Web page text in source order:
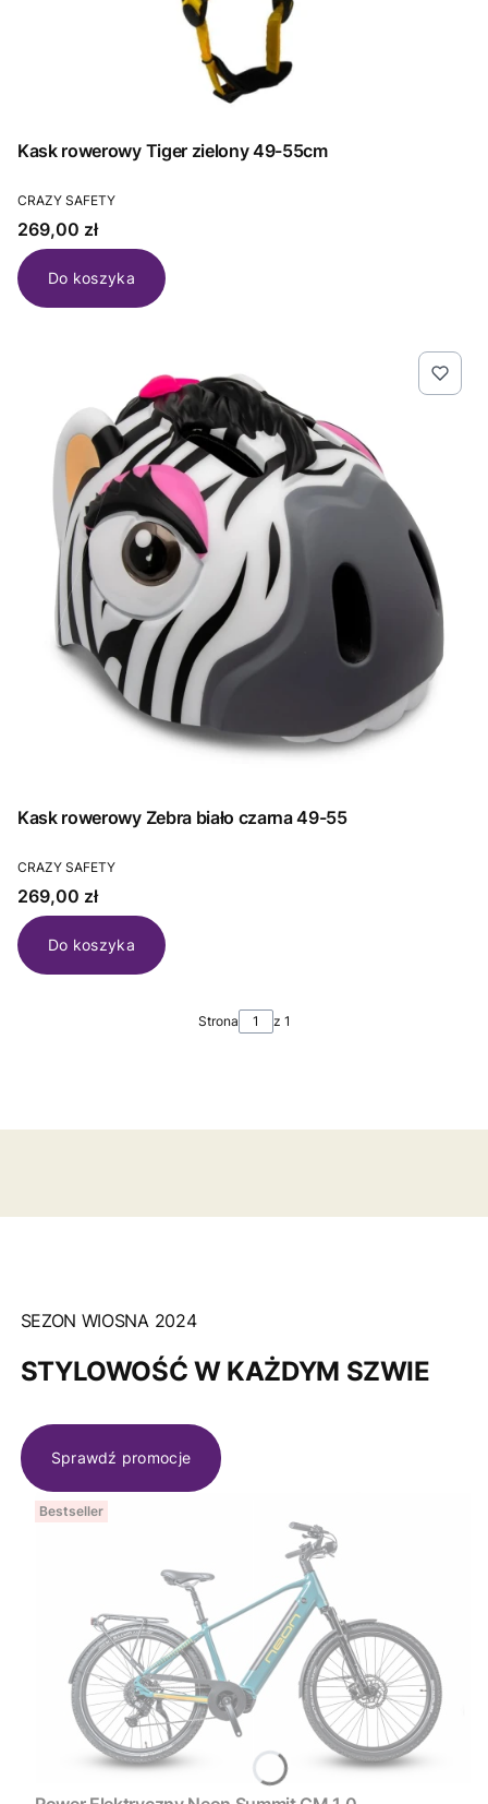
Kask rowerowy Tiger zielony 49-55cm
PRODUCENT
CRAZY SAFETY
Cena
269,00 zł
Do koszyka
Kask rowerowy Zebra biało czarna 49-55
PRODUCENT
CRAZY SAFETY
Cena
269,00 zł
Do koszyka
Strona z 1
SEZON WIOSNA 2024
STYLOWOŚĆ W KAŻDYM SZWIE
Sprawdź promocje
Bestseller